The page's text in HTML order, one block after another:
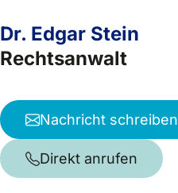
Dr. Edgar Stein
Rechtsanwalt
Nachricht schreiben
Direkt anrufen